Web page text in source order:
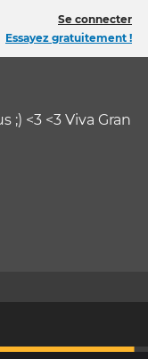
Se connecter
Essayez gratuitement !
;) <3 <3 Viva Gran